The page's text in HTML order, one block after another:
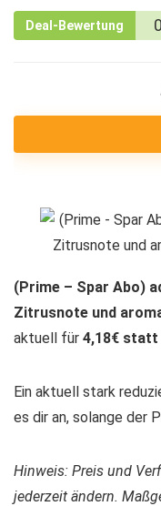
Deal-Bewertung 0
(Prime – Spar Abo)
Zitrusnote und
aktuell für 4,18€ statt
Ein aktuell stark
es dir an, solange der
Hinweis: Preis und
jederzeit ändern.